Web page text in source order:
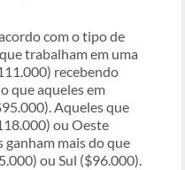
com o tipo de
trabalham em uma
recebendo
que aqueles em
Aqueles que
ou Oeste
mais do que
ou Sul ($96.000).